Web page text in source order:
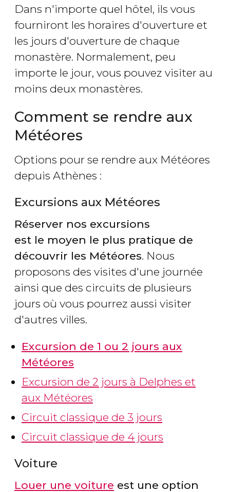
Dans n'importe quel hôtel, ils vous
fourniront les horaires d'ouverture et
les jours d'ouverture de chaque
monastère. Normalement, peu
importe le jour, vous pouvez visiter au
moins deux monastères.
Comment se rendre aux
Météores
Options pour se rendre aux Météores
depuis Athènes :
Excursions aux Météores
Réserver nos excursions
est le moyen le plus pratique de
découvrir les Météores. Nous
proposons des visites d'une journée
ainsi que des circuits de plusieurs
jours où vous pourrez aussi visiter
d'autres villes.
Excursion de 1 ou 2 jours aux
Météores
Excursion de 2 jours à Delphes et
aux Météores
Circuit classique de 3 jours
Circuit classique de 4 jours
Voiture
Louer une voiture est une option